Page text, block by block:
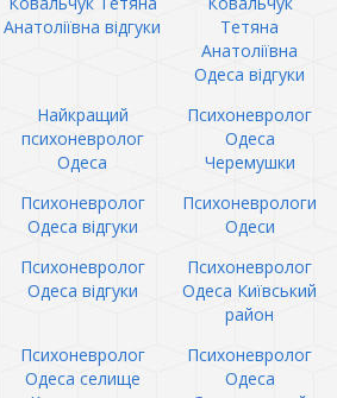
Анатоліївна відгуки
Тетяна
Анатоліївна
Одеса відгуки
Найкращий
психоневролог
Одеса
Психоневролог
Одеса
Черемушки
Психоневролог
Одеса відгуки
Психоневрологи
Одеси
Психоневролог
Одеса відгуки
Психоневролог
Одеса Київський
район
Психоневролог
Одеса селище
Психоневролог
Одеса